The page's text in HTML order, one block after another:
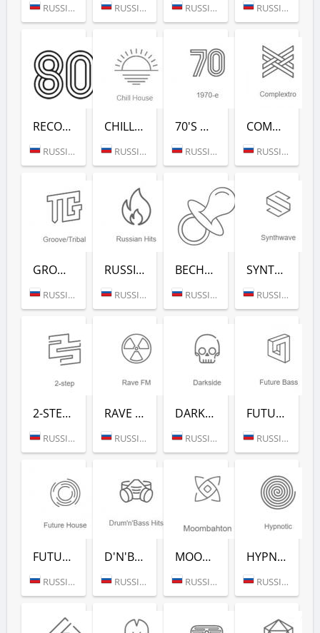
RUSSIA (MOSCOW) RUSSIA (MOSCOW) RUSSIA (MOSCOW) RUSSIA (MOSCOW)
RECORD 80-Х (РАДИО РЕКОРД)
RUSSIA (MOSCOW)
CHILL HOUSE (РАДИО РЕКОРД)
RUSSIA (MOSCOW)
70'S DANCE (РАДИО РЕКОРД)
RUSSIA (MOSCOW)
COMPLEXTRO (РАДИО РЕКОРД)
RUSSIA (MOSCOW)
GROOVE/TRIBAL (РАДИО РЕКОРД)
RUSSIA (MOSCOW)
RUSSIAN HITS (РАДИО РЕКОРД)
RUSSIA (MOSCOW)
ВЕСНУШКА FM (РАДИО РЕКОРД)
RUSSIA (MOSCOW)
SYNTHWAVE (РАДИО РЕКОРД)
RUSSIA (MOSCOW)
2-STEP (РАДИО РЕКОРД)
RUSSIA (MOSCOW)
RAVE FM (РАДИО РЕКОРД)
RUSSIA (MOSCOW)
DARKSIDE (РАДИО РЕКОРД)
RUSSIA (MOSCOW)
FUTURE BASS (РАДИО РЕКОРД)
RUSSIA (MOSCOW)
FUTURE HOUSE (РАДИО РЕКОРД)
RUSSIA (MOSCOW)
D'N'B CLASSICS (РАДИО РЕКОРД)
RUSSIA (MOSCOW)
MOOMBAHTON (РАДИО РЕКОРД)
RUSSIA (MOSCOW)
HYPNOTIC (РАДИО РЕКОРД)
RUSSIA (MOSCOW)